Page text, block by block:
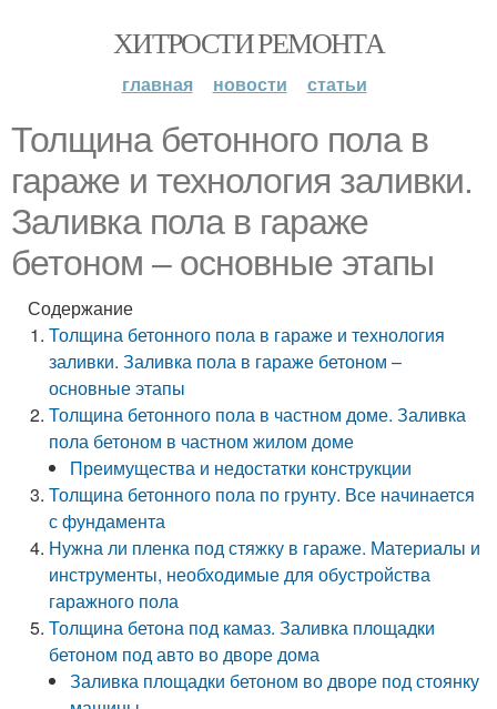
ХИТРОСТИ РЕМОНТА
главная новости статьи
Толщина бетонного пола в
гараже и технология заливки.
Заливка пола в гараже
бетоном – основные этапы
Содержание
Толщина бетонного пола в гараже и технология
заливки. Заливка пола в гараже бетоном –
основные этапы
Толщина бетонного пола в частном доме. Заливка
пола бетоном в частном жилом доме
Преимущества и недостатки конструкции
Толщина бетонного пола по грунту. Все начинается
с фундамента
Нужна ли пленка под стяжку в гараже. Материалы и
инструменты, необходимые для обустройства
гаражного пола
Толщина бетона под камаз. Заливка площадки
бетоном под авто во дворе дома
Заливка площадки бетоном во дворе под стоянку